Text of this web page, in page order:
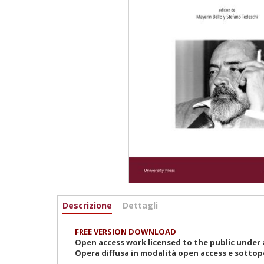
Informazioni
Descrizione (scheda
Dettagli
FREE VERSION DOWNLOAD
Open access work licensed to the public under
Opera diffusa in modalità open access e